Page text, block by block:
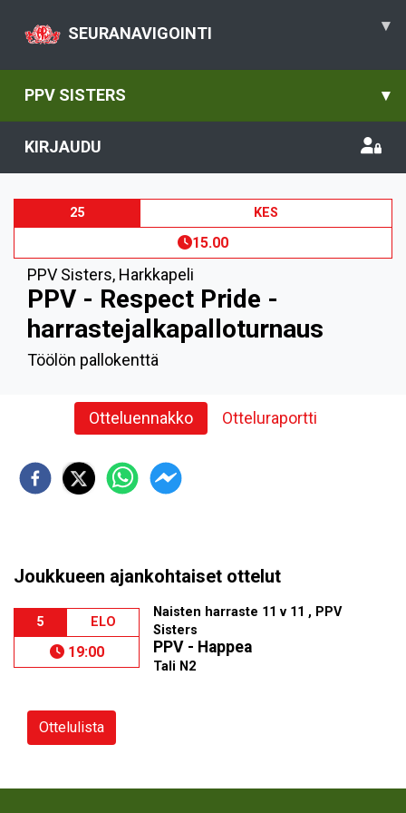
SEURANAVIGOINTI ▾
PPV SISTERS ▾
KIRJAUDU
25 KES
15.00
PPV Sisters, Harkkapeli
PPV - Respect Pride -
harrastejalkapalloturnaus
Töölön pallokenttä
Otteluennakko Otteluraportti
Joukkueen ajankohtaiset ottelut
5 ELO
19:00
Naisten harraste 11 v 11 , PPV
Sisters
PPV - Happea
Tali N2
Ottelulista